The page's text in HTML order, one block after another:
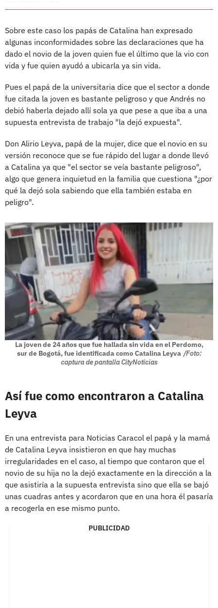
Sobre este caso los papás de Catalina han expresado
algunas inconformidades sobre las declaraciones que ha
dado el novio de la joven quien fue el último que la vio con
vida y fue quien ayudó a ubicarla ya sin vida.
Pues el papá de la universitaria dice que el sector a donde
fue citada la joven es bastante peligroso y que Andrés no
debió haberla dejado allí sola ya que pese a que iba a una
supuesta entrevista de trabajo "la dejó expuesta".
Don Alirio Leyva, papá de la mujer, dice que el novio en su
versión reconoce que se fue rápido del lugar a donde llevó
a Catalina ya que "el sector se veía bastante peligroso",
algo que genera inquietud en la familia que cuestiona "¿por
qué la dejó sola sabiendo que ella también estaba en
peligro".
La joven de 24 años que fue hallada sin vida en el Perdomo,
sur de Bogotá, fue identificada como Catalina Leyva /Foto:
captura de pantalla CityNoticias
Así fue como encontraron a Catalina
Leyva
En una entrevista para Noticias Caracol el papá y la mamá
de Catalina Leyva insistieron en que hay muchas
irregularidades en el caso, al tiempo que contaron que el
novio de su hija no la dejó exactamente en la dirección a la
que asistiría a la supuesta entrevista sino que ella se bajó
unas cuadras antes y acordaron que en una hora él pasaría
a recogerla en ese mismo punto.
PUBLICIDAD